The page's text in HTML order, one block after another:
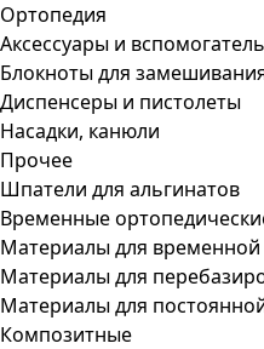
Ортопедия
Аксессуары и
Блокноты для
Диспенсеры и пистолеты
Насадки, канюли
Прочее
Шпатели для альгинатов
Временные
Материалы для
Материалы для
Материалы для
Композитные